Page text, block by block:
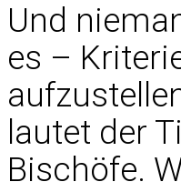
Und
es –
lautet der
Bischöfe.